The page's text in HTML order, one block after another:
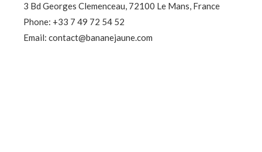
3 Bd Georges Clemenceau, 72100 Le Mans, France
Phone: +33 7 49 72 54 52
Email: contact@bananejaune.com